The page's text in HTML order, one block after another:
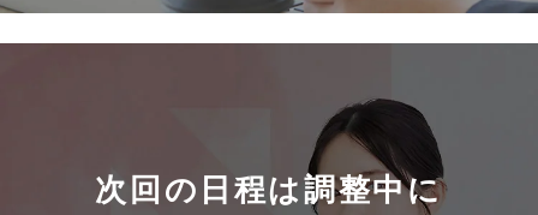
次回の日程は調整中に